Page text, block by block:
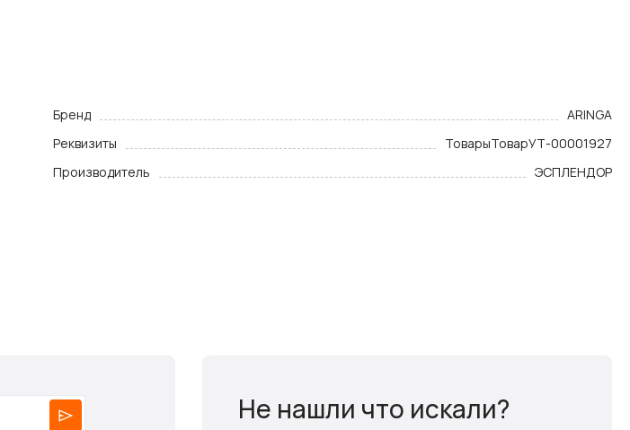
Бренд
ARINGA
Реквизиты ТоварыТоварУТ-00001927
Производитель ЭСПЛЕНДОР
Не нашли что искали?